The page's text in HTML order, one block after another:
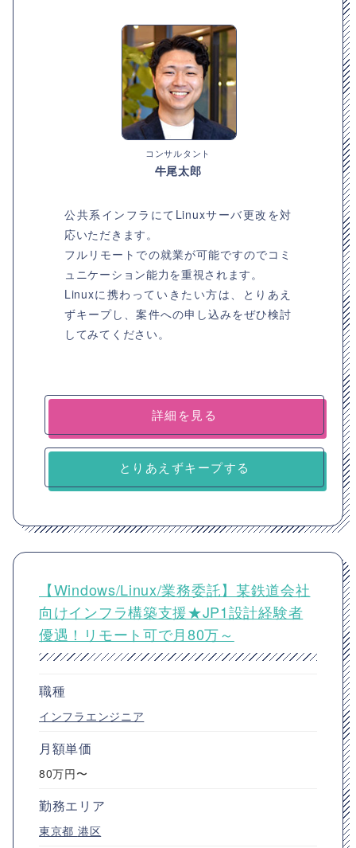
コンサルタント
牛尾太郎
公共系インフラにてLinuxサーバ更改を対
応いただきます。
フルリモートでの就業が可能ですのでコミ
ュニケーション能力を重視されます。
Linuxに携わっていきたい方は、とりあえ
ずキープし、案件への申し込みをぜひ検討
してみてください。
詳細を見る
とりあえずキープする
【Windows/Linux/業務委託】某鉄道会社
向けインフラ構築支援★JP1設計経験者
優遇！リモート可で月80万～
職種
インフラエンジニア
月額単価
80万円〜
勤務エリア
東京都 港区